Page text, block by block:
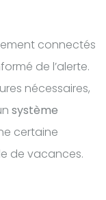
connectés
de l’alerte.
nécessaires,
système
certaine
de vacances.